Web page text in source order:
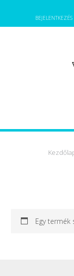
content
Egy termék